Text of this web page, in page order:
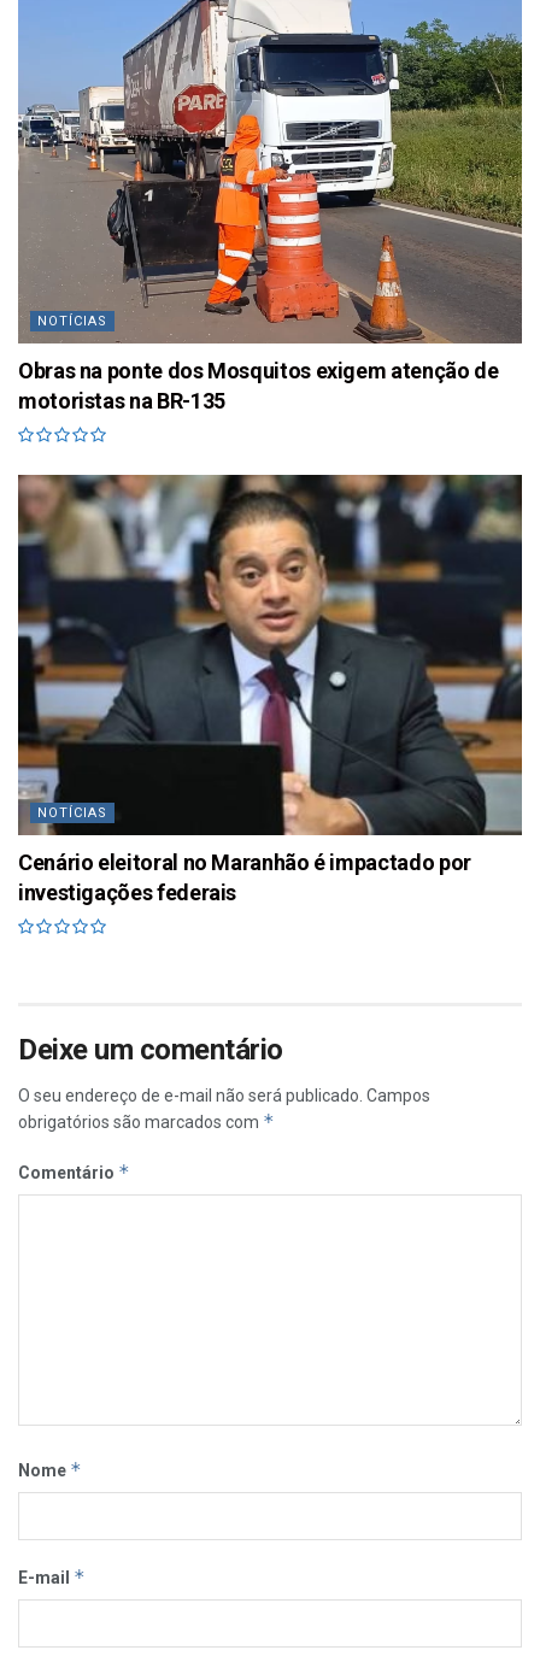
NOTÍCIAS
Obras na ponte dos Mosquitos exigem atenção de
motoristas na BR-135
NOTÍCIAS
Cenário eleitoral no Maranhão é impactado por
investigações federais
Deixe um comentário
O seu endereço de e-mail não será publicado. Campos
obrigatórios são marcados com *
Comentário *
Nome *
E-mail *